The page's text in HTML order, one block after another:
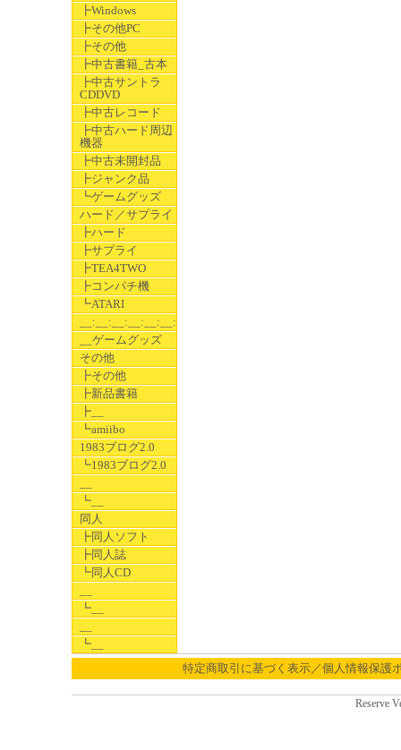
┣Windows
┣その他PC
┣その他
┣中古書籍_古本
┣中古サントラ
CDDVD
┣中古レコード
┣中古ハード周辺
機器
┣中古未開封品
┣ジャンク品
┗ゲームグッズ
ハード／サプライ
┣ハード
┣サプライ
┣TEA4TWO
┣コンパチ機
┗ATARI
__:__:__:__:__:__:__
__ゲームグッズ
その他
┣その他
┣新品書籍
┣__
┗amiibo
1983ブログ2.0
┗1983ブログ2.0
┗__
同人
┣同人ソフト
┣同人誌
┗同人CD
┗__
┗__
特定商取引に基づく表示／個人情報保護
Reserve